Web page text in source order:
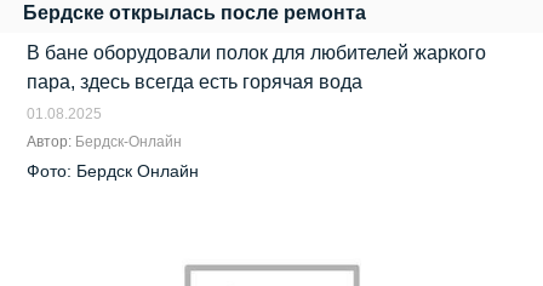
Бердске открылась после ремонта
В бане оборудовали полок для любителей жаркого
пара, здесь всегда есть горячая вода
01.08.2025
Автор: Бердск-Онлайн
Фото: Бердск Онлайн